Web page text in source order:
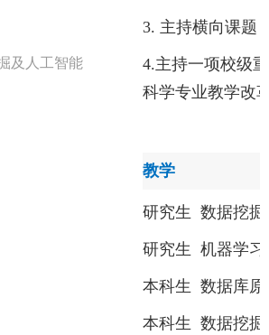
及人工智能
3. 主持横向课题
4.主持一项校级
科学专业教学改
教学
研究生 数据挖掘
研究生 机器学习
本科生 数据库
本科生 数据挖掘